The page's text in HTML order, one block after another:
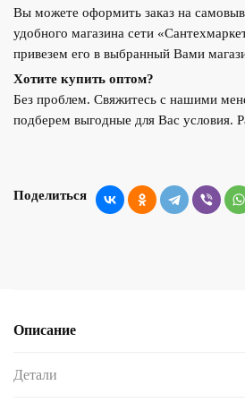
Вы можете оформить заказ на
удобного магазина сети
привезем его в выбранный Вами
Хотите купить оптом?
Без проблем. Свяжитесь с нашими
подберем выгодные для Вас условия.
Поделиться
Описание
Детали